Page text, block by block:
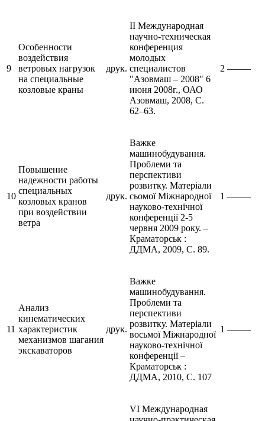
9
Особенности
воздействия
ветровых нагрузок
на специальные
козловые краны
друк.
II Международная
научно-техническая
конференция
молодых
специалистов
"Азовмаш – 2008" 6
июня 2008г., ОАО
Азовмаш, 2008, С.
62–63.
2 –––––
10
Повышение
надежности работы
специальных
козловых кранов
при воздействии
ветра
друк.
Важке
машинобудування.
Проблеми та
перспективи
розвитку. Матеріали
сьомої Міжнародної
науково-технічної
конференції 2-5
червня 2009 року. –
Краматорськ :
ДДМА, 2009, С. 89.
1 –––––
11
Анализ
кинематических
характеристик
механизмов шагания
экскаваторов
друк.
Важке
машинобудування.
Проблеми та
перспективи
розвитку. Матеріали
восьмої Міжнародної
науково-технічної
конференції –
Краматорськ :
ДДМА, 2010, С. 107
1 –––––
VI Международная